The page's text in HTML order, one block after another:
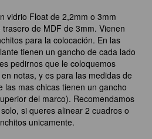
vidrio Float de 2,2mm o 3mm
de MDF de 3mm. Vienen
para la colocación. En las
tienen un gancho de cada lado
pedirnos que le coloquemos
notas, y es para las medidas de
las mas chicas tienen un gancho
del marco). Recomendamos
si queres alinear 2 cuadros o
unicamente.